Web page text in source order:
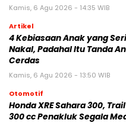
Kamis, 6 Agu 2026 - 14:35 WIB
Artikel
4 Kebiasaan Anak yang
Nakal, Padahal Itu Tanda
Cerdas
Kamis, 6 Agu 2026 - 13:50 WIB
Otomotif
Honda XRE Sahara 300,
300 cc Penakluk Segala